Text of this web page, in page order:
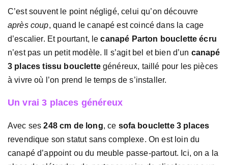
C’est souvent le point négligé, celui qu’on découvre
après coup, quand le canapé est coincé dans la cage
d’escalier. Et pourtant, lecanapé Parton bouclette écru
n’est pas un petit modèle. Il s’agit bel et bien d’un canapé
3 places tissu bouclettegénéreux, taillé pour les pièces
à vivre où l’on prend le temps de s’installer.
Un vrai 3 places généreux
Avec ses248 cm de long, ce sofa bouclette 3 places
revendique son statut sans complexe. On est loin du
canapé d’appoint ou du meuble passe-partout. Ici, on a la